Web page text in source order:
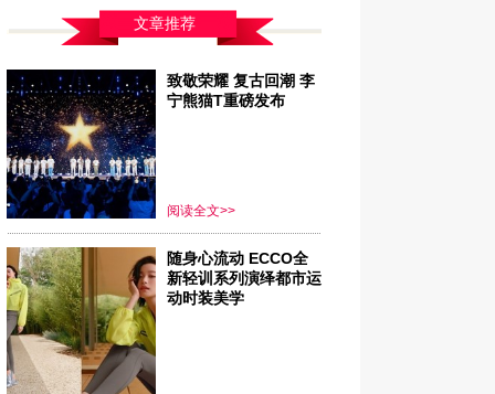
文章推荐
致敬荣耀 复古回潮 李
宁熊猫T重磅发布
阅读全文>>
随身心流动 ECCO全
新轻训系列演绎都市运
动时装美学